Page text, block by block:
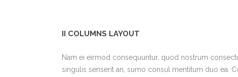
II COLUMNS LAYOUT
Nam ei eirmod consequuntur, quod nostrum
singulis senserit an, sumo consul mentitum duo ea.